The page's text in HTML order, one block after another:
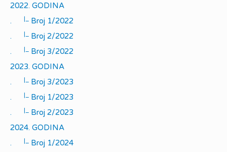
2022. GODINA
.
|_
Broj 1/2022
.
|_
Broj 2/2022
.
|_
Broj 3/2022
2023. GODINA
.
|_
Broj 3/2023
.
|_
Broj 1/2023
.
|_
Broj 2/2023
2024. GODINA
.
|_
Broj 1/2024